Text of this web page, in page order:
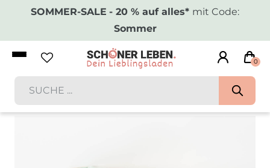
SOMMER-SALE - 20 % auf alles* mit Code:
Sommer
0